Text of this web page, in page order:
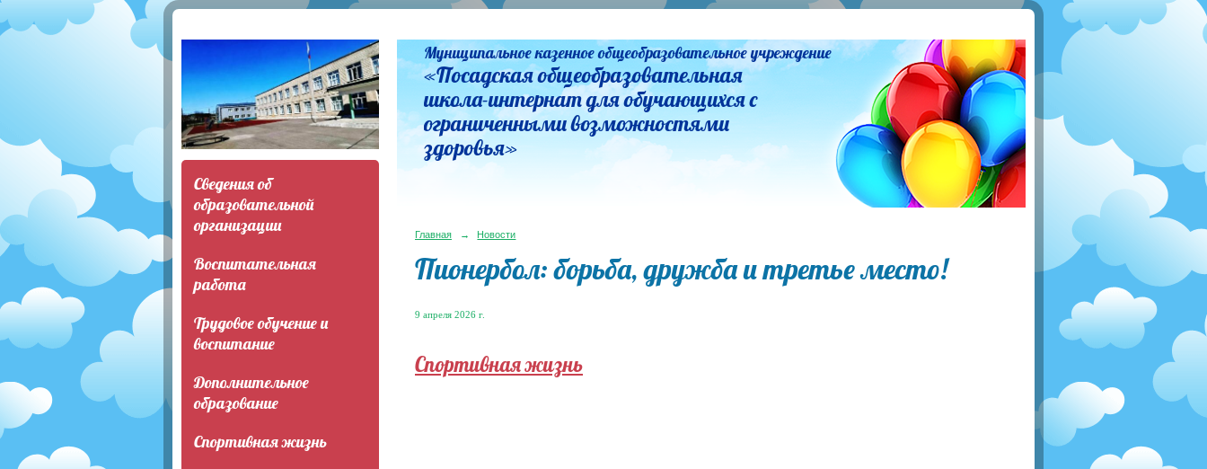
Сведения об
образовательной
организации
Воспитательная
работа
Трудовое обучение и
воспитание
Дополнительное
образование
Спортивная жизнь
Муниципальное казенное общеобразовательное учреждение
«Посадская общеобразовательная
школа-интернат для обучающихся с
ограниченными возможностями
здоровья»
Главная → Новости
Пионербол: борьба, дружба и третье место!
9 апреля 2026 г.
Спортивная жизнь